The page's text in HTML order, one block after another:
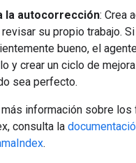
la autocorrección: Crea
revisar su propio trabajo.
bueno, el
y crear un ciclo de
sea perfecto.
información sobre los
consulta la
.